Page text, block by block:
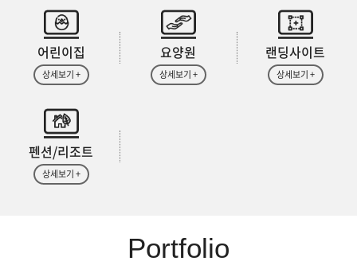
어린이집
상세보기 +
요양원
상세보기 +
랜딩사이트
상세보기 +
펜션/리조트
상세보기 +
Portfolio